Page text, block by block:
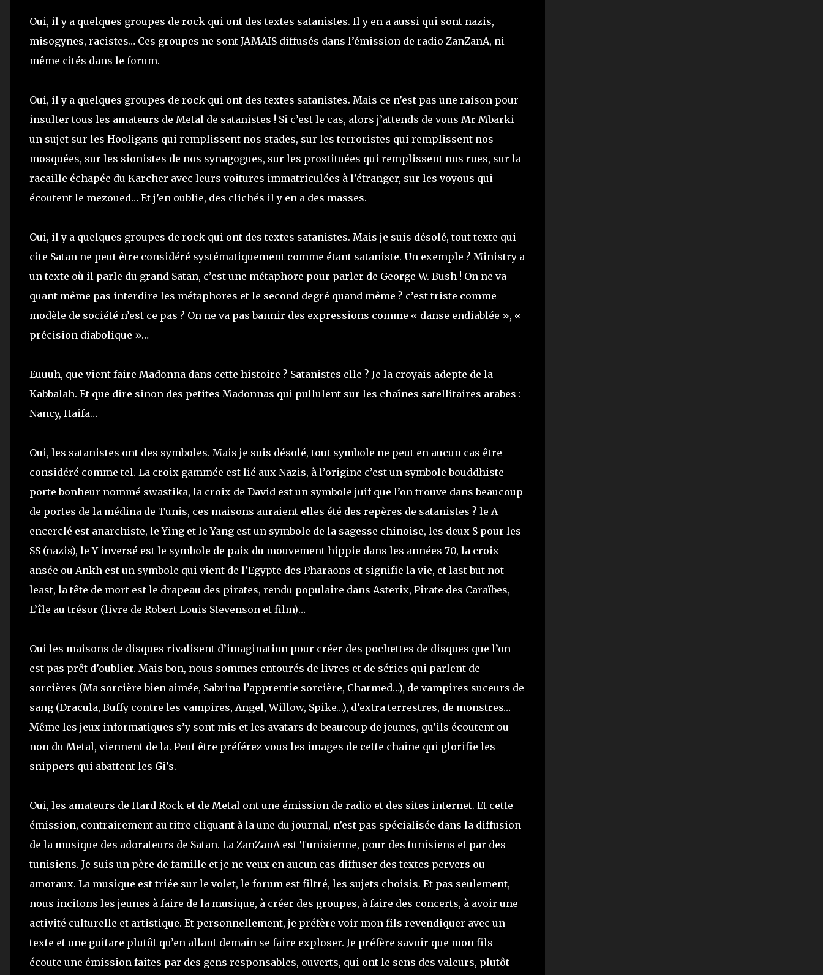
Oui, il y a quelques groupes de rock qui ont des textes satanistes. Il y en a aussi qui sont nazis,
misogynes, racistes… Ces groupes ne sont JAMAIS diffusés dans l’émission de radio ZanZanA, ni
même cités dans le forum.
Oui, il y a quelques groupes de rock qui ont des textes satanistes. Mais ce n’est pas une raison pour
insulter tous les amateurs de Metal de satanistes ! Si c’est le cas, alors j’attends de vous Mr Mbarki
un sujet sur les Hooligans qui remplissent nos stades, sur les terroristes qui remplissent nos
mosquées, sur les sionistes de nos synagogues, sur les prostituées qui remplissent nos rues, sur la
racaille échapée du Karcher avec leurs voitures immatriculées à l’étranger, sur les voyous qui
écoutent le mezoued… Et j’en oublie, des clichés il y en a des masses.
Oui, il y a quelques groupes de rock qui ont des textes satanistes. Mais je suis désolé, tout texte qui
cite Satan ne peut être considéré systématiquement comme étant sataniste. Un exemple ? Ministry a
un texte où il parle du grand Satan, c’est une métaphore pour parler de George W. Bush ! On ne va
quant même pas interdire les métaphores et le second degré quand même ? c’est triste comme
modèle de société n’est ce pas ? On ne va pas bannir des expressions comme « danse endiablée », «
précision diabolique »…
Euuuh, que vient faire Madonna dans cette histoire ? Satanistes elle ? Je la croyais adepte de la
Kabbalah. Et que dire sinon des petites Madonnas qui pullulent sur les chaînes satellitaires arabes :
Nancy, Haifa…
Oui, les satanistes ont des symboles. Mais je suis désolé, tout symbole ne peut en aucun cas être
considéré comme tel. La croix gammée est lié aux Nazis, à l’origine c’est un symbole bouddhiste
porte bonheur nommé swastika, la croix de David est un symbole juif que l’on trouve dans beaucoup
de portes de la médina de Tunis, ces maisons auraient elles été des repères de satanistes ? le A
encerclé est anarchiste, le Ying et le Yang est un symbole de la sagesse chinoise, les deux S pour les
SS (nazis), le Y inversé est le symbole de paix du mouvement hippie dans les années 70, la croix
ansée ou Ankh est un symbole qui vient de l’Egypte des Pharaons et signifie la vie, et last but not
least, la tête de mort est le drapeau des pirates, rendu populaire dans Asterix, Pirate des Caraïbes,
L’île au trésor (livre de Robert Louis Stevenson et film)…
Oui les maisons de disques rivalisent d’imagination pour créer des pochettes de disques que l’on
est pas prêt d’oublier. Mais bon, nous sommes entourés de livres et de séries qui parlent de
sorcières (Ma sorcière bien aimée, Sabrina l’apprentie sorcière, Charmed…), de vampires suceurs de
sang (Dracula, Buffy contre les vampires, Angel, Willow, Spike…), d’extra terrestres, de monstres…
Même les jeux informatiques s’y sont mis et les avatars de beaucoup de jeunes, qu’ils écoutent ou
non du Metal, viennent de la. Peut être préférez vous les images de cette chaine qui glorifie les
snippers qui abattent les Gi’s.
Oui, les amateurs de Hard Rock et de Metal ont une émission de radio et des sites internet. Et cette
émission, contrairement au titre cliquant à la une du journal, n’est pas spécialisée dans la diffusion
de la musique des adorateurs de Satan. La ZanZanA est Tunisienne, pour des tunisiens et par des
tunisiens. Je suis un père de famille et je ne veux en aucun cas diffuser des textes pervers ou
amoraux. La musique est triée sur le volet, le forum est filtré, les sujets choisis. Et pas seulement,
nous incitons les jeunes à faire de la musique, à créer des groupes, à faire des concerts, à avoir une
activité culturelle et artistique. Et personnellement, je préfère voir mon fils revendiquer avec un
texte et une guitare plutôt qu’en allant demain se faire exploser. Je préfère savoir que mon fils
écoute une émission faites par des gens responsables, ouverts, qui ont le sens des valeurs, plutôt